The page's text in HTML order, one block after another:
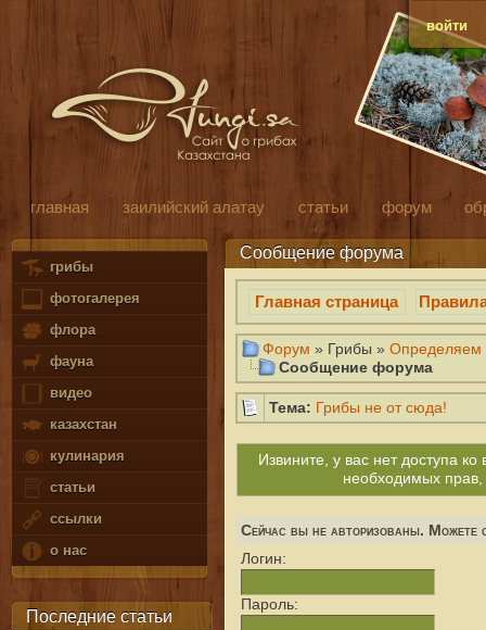
войти
главная заилийский алатау статьи форум
грибы
фотогалерея
флора
фауна
видео
казахстан
кулинария
статьи
ссылки
о нас
Последние статьи
Сообщение форума
Главная страница
Форум » Грибы » Определяем
Сообщение форума
Тема: Грибы не от сюда!
Извините, у вас нет доступа
необходимых прав,
Сейчас вы не авторизованы. Можете
Логин:
Пароль: